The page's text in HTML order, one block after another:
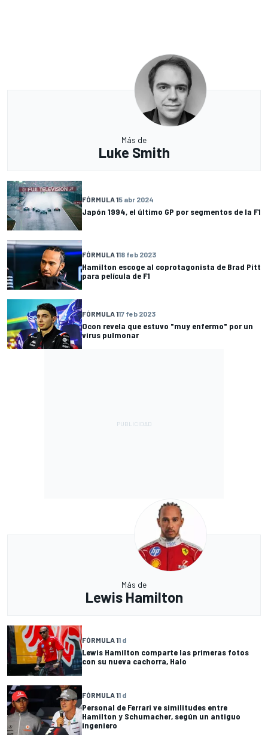
Más de
Luke Smith
FÓRMULA 15 abr 2024
Japón 1994, el último GP por segmentos de la F1
FÓRMULA 118 feb 2023
Hamilton escoge al coprotagonista de Brad Pitt
para película de F1
FÓRMULA 117 feb 2023
Ocon revela que estuvo "muy enfermo" por un
virus pulmonar
Más de
Lewis Hamilton
FÓRMULA 11 d
Lewis Hamilton comparte las primeras fotos
con su nueva cachorra, Halo
FÓRMULA 11 d
Personal de Ferrari ve similitudes entre
Hamilton y Schumacher, según un antiguo
ingeniero